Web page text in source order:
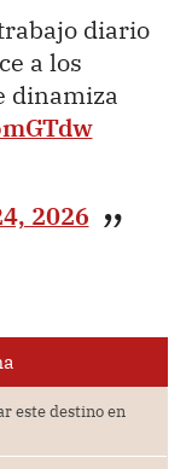
diario
a los
dinamiza
2026
este destino en